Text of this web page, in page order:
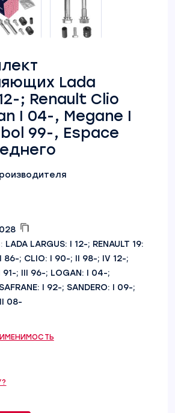
Lada
; Renault Clio
I 04-, Megane I
99-, Espace
LADA LARGUS: I 12-; RENAULT 19:
86-; CLIO: I 90-; II 98-; IV 12-;
91-; III 96-; LOGAN: I 04-;
I 92-; SANDERO: I 09-;
08-